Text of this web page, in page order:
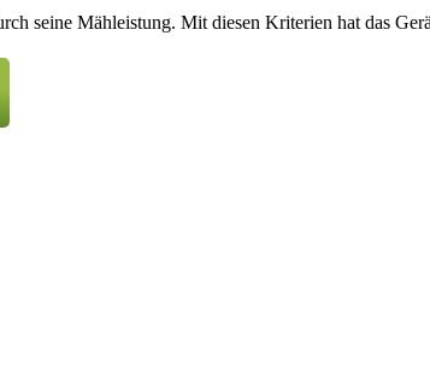
seine Mähleistung. Mit diesen Kriterien hat das